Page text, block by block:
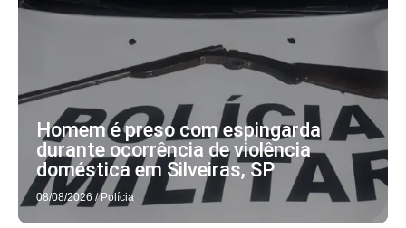
Homem é preso com espingarda
durante ocorrência de violência
doméstica em Silveiras, SP
08/08/2026 / Polícia